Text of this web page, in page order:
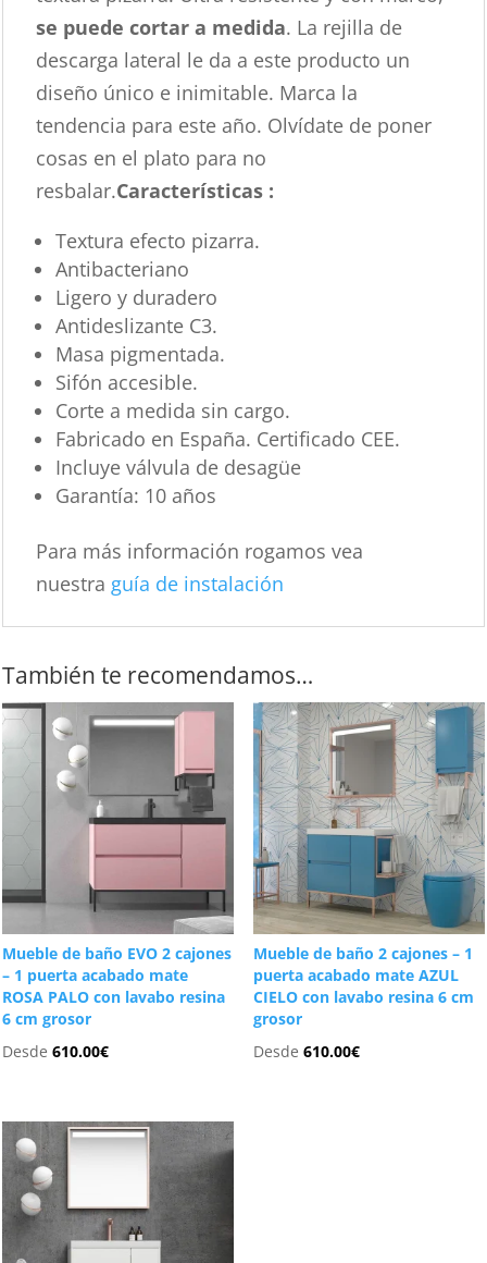
se puede cortar a medida. La rejilla de
descarga lateral le da a este producto un
diseño único e inimitable. Marca la
tendencia para este año. Olvídate de poner
cosas en el plato para no
resbalar.Características :
Textura efecto pizarra.
Antibacteriano
Ligero y duradero
Antideslizante C3.
Masa pigmentada.
Sifón accesible.
Corte a medida sin cargo.
Fabricado en España. Certificado CEE.
Incluye válvula de desagüe
Garantía: 10 años
Para más información rogamos vea
nuestra guía de instalación
También te recomendamos…
Mueble de baño EVO 2 cajones
– 1 puerta acabado mate
ROSA PALO con lavabo resina
6 cm grosor
Desde610.00€
Mueble de baño 2 cajones – 1
puerta acabado mate AZUL
CIELO con lavabo resina 6 cm
grosor
Desde 610.00€